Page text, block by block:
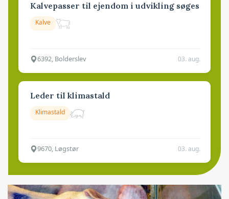
Kalvepasser til ejendom i udvikling søges
Kalve
6392, Bolderslev 03. aug.
Leder til klimastald
Klimastald
9670, Løgstør 03. aug.